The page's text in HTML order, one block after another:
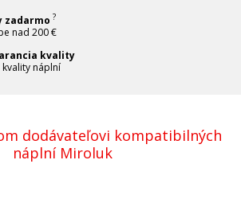
zadarmo ?
nad 200 €
kvality
kvality náplní
dodávateľovi kompatibilných
náplní Miroluk